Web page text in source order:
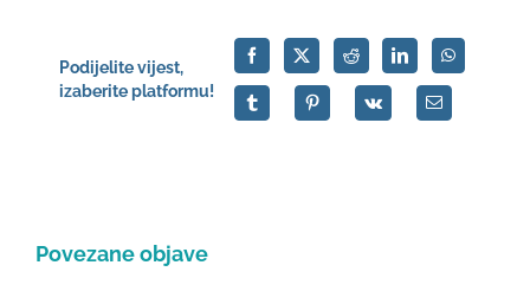
Podijelite vijest,
izaberite platformu!
Povezane objave